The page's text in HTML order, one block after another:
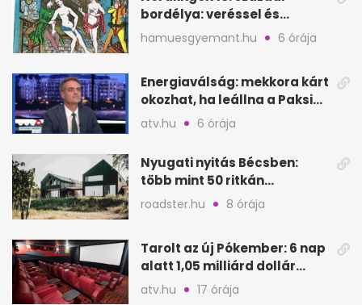
bordélya: veréssel és
éheztetéssel tartották
fogva a nőket
hamuesgyemant.hu 6 órája
Energiaválság: mekkora kárt
okozhat, ha leállna a Paksi
Atomerőmű?
atv.hu 6 órája
Nyugati nyitás Bécsben:
több mint 50 ritkán
látogatható épület
roadster.hu 8 órája
Tarolt az új Pókember: 6 nap
alatt 1,05 milliárd dollár
bevétel
atv.hu 17 órája